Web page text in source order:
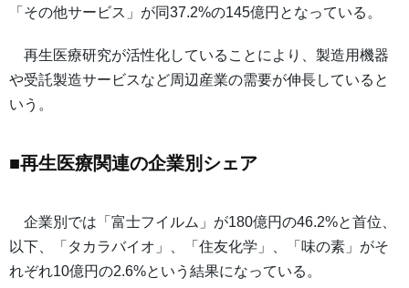
「その他サービス」が同37.2%の145億円となっている。
再生医療研究が活性化していることにより、製造用機器
や受託製造サービスなど周辺産業の需要が伸長していると
いう。
■再生医療関連の企業別シェア
企業別では「富士フイルム」が180億円の46.2%と首位、
以下、「タカラバイオ」、「住友化学」、「味の素」がそ
れぞれ10億円の2.6%という結果になっている。